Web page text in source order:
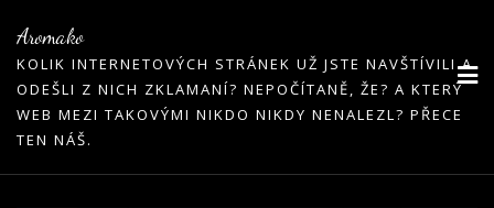
to
content
Aromako
KOLIK INTERNETOVÝCH STRÁNEK UŽ JSTE NAVŠTÍVILI A
ODEŠLI Z NICH ZKLAMANÍ? NEPOČÍTANĚ, ŽE? A KTERÝ
WEB MEZI TAKOVÝMI NIKDO NIKDY NENALEZL? PŘECE
TEN NÁŠ.